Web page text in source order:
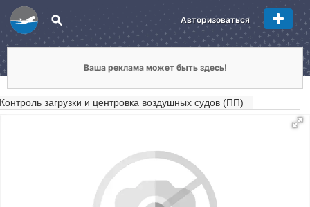
Авторизоваться
Ваша реклама может быть здесь!
Контроль загрузки и центровка воздушных судов (ПП)